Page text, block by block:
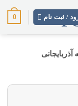
/ ثبت نام 0